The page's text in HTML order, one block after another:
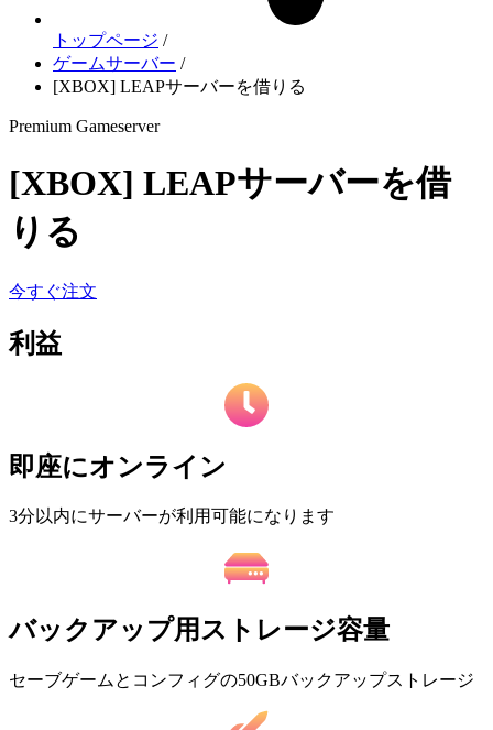
トップページ /
ゲームサーバー /
[XBOX] LEAPサーバーを借りる
Premium Gameserver
[XBOX] LEAPサーバーを借
りる
今すぐ注文
利益
即座にオンライン
3分以内にサーバーが利用可能になります
バックアップ用ストレージ容量
セーブゲームとコンフィグの50GBバックアップストレージ